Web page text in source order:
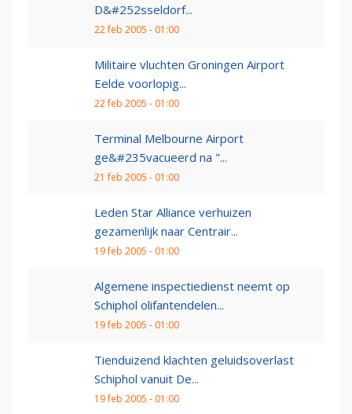
D&#252sseldorf...
22 feb 2005 - 01:00
Militaire vluchten Groningen Airport
Eelde voorlopig...
22 feb 2005 - 01:00
Terminal Melbourne Airport
ge&#235vacueerd na "...
21 feb 2005 - 01:00
Leden Star Alliance verhuizen
gezamenlijk naar Centrair...
19 feb 2005 - 01:00
Algemene inspectiedienst neemt op
Schiphol olifantendelen...
19 feb 2005 - 01:00
Tienduizend klachten geluidsoverlast
Schiphol vanuit De...
19 feb 2005 - 01:00